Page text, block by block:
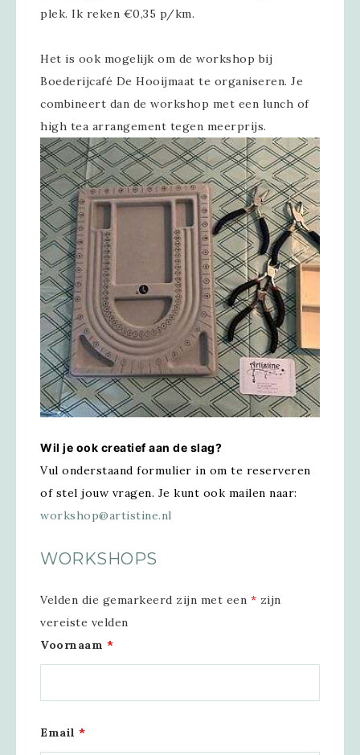
plek. Ik reken €0,35 p/km.
Het is ook mogelijk om de workshop bij
Boederijcafé De Hooijmaat te organiseren. Je
combineert dan de workshop met een lunch of
high tea arrangement tegen meerprijs.
Wil je ook creatief aan de slag?
Vul onderstaand formulier in om te reserveren
of stel jouw vragen. Je kunt ook mailen naar:
workshop@artistine.nl
WORKSHOPS
Velden die gemarkeerd zijn met een * zijn
vereiste velden
Voornaam *
Email *